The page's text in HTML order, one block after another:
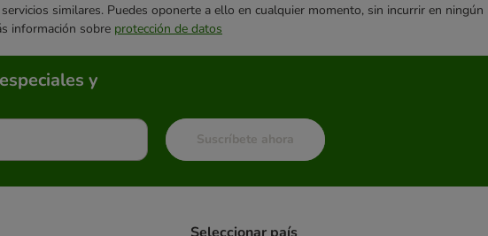
similares. Puedes oponerte a ello en cualquier momento, sin incurrir en ningún
información sobre protección de datos
y
Suscríbete ahora